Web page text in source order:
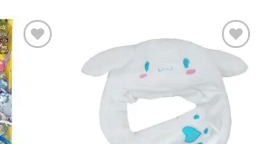
Legg til i
ønskeliste
Legg til i
ønskeliste